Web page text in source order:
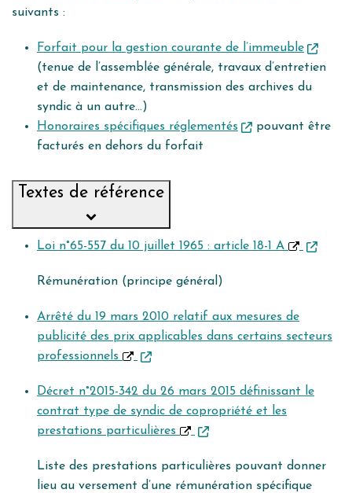
suivants :
Forfait pour la gestion courante de l’immeuble
(tenue de l’assemblée générale, travaux d’entretien
et de maintenance, transmission des archives du
syndic à un autre…)
Honoraires spécifiques réglementés
pouvant être
facturés en dehors du forfait
Textes de référence
Loi n°65-557 du 10 juillet 1965 : article 18-1 A
Rémunération (principe général)
Arrêté du 19 mars 2010 relatif aux mesures de
publicité des prix applicables dans certains secteurs
professionnels
Décret n°2015-342 du 26 mars 2015 définissant le
contrat type de syndic de copropriété et les
prestations particulières
Liste des prestations particulières pouvant donner
lieu au versement d’une rémunération spécifique